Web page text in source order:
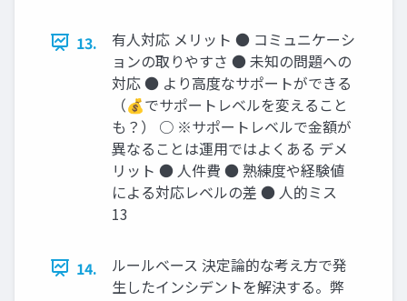
13.
有人対応 メリット ● コミュニケーシ
ョンの取りやすさ ● 未知の問題への
対応 ● より高度なサポートができる
（💰でサポートレベルを変えること
も？） ○ ※サポートレベルで金額が
異なることは運用ではよくある デメ
リット ● 人件費 ● 熟練度や経験値
による対応レベルの差 ● 人的ミス
13
14.
ルールベース 決定論的な考え方で発
生したインシデントを解決する。弊